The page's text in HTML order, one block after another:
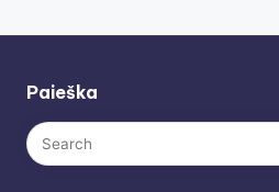
Paieška